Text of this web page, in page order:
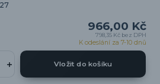
966,00 Kč
798,35 Kč bez DPH
K odeslání za 7-10 dnů
Vložit do košíku